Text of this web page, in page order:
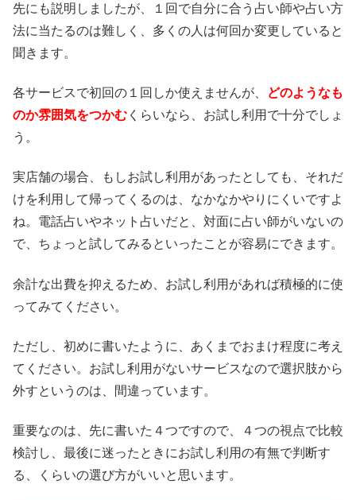
先にも説明しましたが、１回で自分に合う占い師や占い方
法に当たるのは難しく、多くの人は何回か変更していると
聞きます。
各サービスで初回の１回しか使えませんが、
どのようなも
のか雰囲気をつかむ くらいなら、お試し利用で十分でしょ
う。
実店舗の場合、もしお試し利用があったとしても、それだ
けを利用して帰ってくるのは、なかなかやりにくいですよ
ね。電話占いやネット占いだと、対面に占い師がいないの
で、ちょっと試してみるといったことが容易にできます。
余計な出費を抑えるため、お試し利用があれば積極的に使
ってみてください。
ただし、初めに書いたように、あくまでおまけ程度に考え
てください。お試し利用がないサービスなので選択肢から
外すというのは、間違っています。
重要なのは、先に書いた４つですので、４つの視点で比較
検討し、最後に迷ったときにお試し利用の有無で判断す
る、くらいの選び方がいいと思います。